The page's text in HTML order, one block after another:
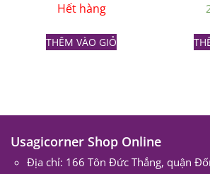
Hết hàng
THÊM VÀO GIỎ
Usagicorner Shop Online
Địa chỉ: 166 Tôn Đức Thắng, quận